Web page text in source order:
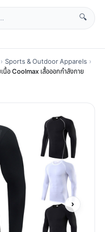
🔍
› Sports & Outdoor Apparels ›
อ Coolmax เสื้อออกกำลังกาย
›